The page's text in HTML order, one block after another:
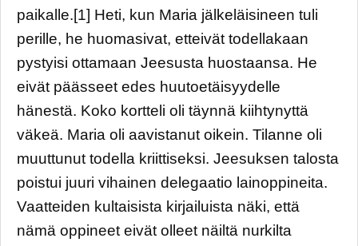
paikalle.[1] Heti, kun Maria jälkeläisineen tuli
perille, he huomasivat, etteivät todellakaan
pystyisi ottamaan Jeesusta huostaansa. He
eivät päässeet edes huutoetäisyydelle
hänestä. Koko kortteli oli täynnä kiihtynyttä
väkeä. Maria oli aavistanut oikein. Tilanne oli
muuttunut todella kriittiseksi. Jeesuksen talosta
poistui juuri vihainen delegaatio lainoppineita.
Vaatteiden kultaisista kirjailuista näki, että
nämä oppineet eivät olleet näiltä nurkilta